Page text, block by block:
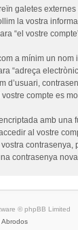
galetes
la vostra
“el vostre
a mínim un
“adreça
d’usuari,
compte es
amb
al vostre
contrasenya
© phpBB Limited